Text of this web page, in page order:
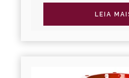
oferece revestimentos
LEIA